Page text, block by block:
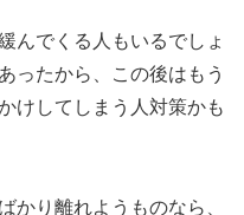
んでくる人もいるでしょ
ったから、この後はもう
けしてしまう人対策かも
かり離れようものなら、